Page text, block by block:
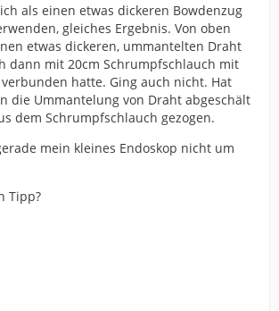
als einen etwas dickeren Bowdenzug
gleiches Ergebnis. Von oben
etwas dickeren, ummantelten Draht
dann mit 20cm Schrumpfschlauch mit
hatte. Ging auch nicht. Hat
die Ummantelung von Draht abgeschält
dem Schrumpfschlauch gezogen.
mein kleines Endoskop nicht um
Tipp?